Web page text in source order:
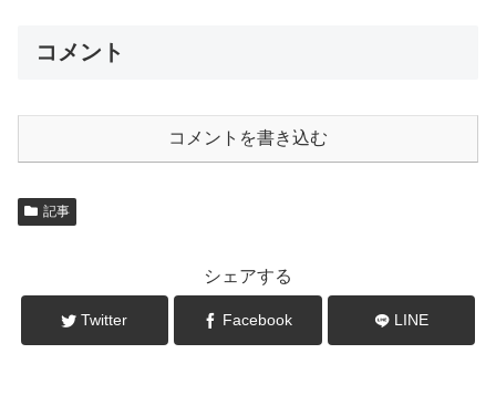
コメント
コメントを書き込む
記事
シェアする
Twitter Facebook LINE